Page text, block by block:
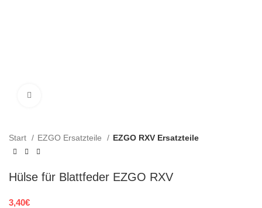
Start EZGO Ersatzteile EZGO RXV Ersatzteile
Hülse für Blattfeder EZGO RXV
3,40€